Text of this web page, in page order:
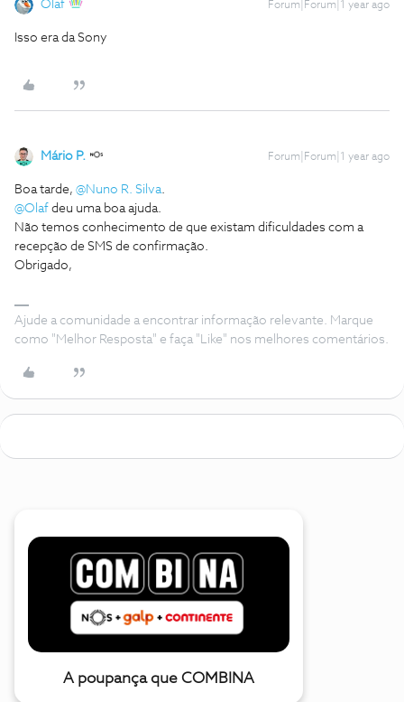
Olaf Forum|Forum|1 year ago
Isso era da Sony
Mário P. Forum|Forum|1 year ago
Boa tarde, ​ @Nuno R. Silva.
@Olaf deu uma boa ajuda.
Não temos conhecimento de que existam dificuldades com a
recepção de SMS de confirmação.
Obrigado,
Ajude a comunidade a encontrar informação relevante. Marque
como "Melhor Resposta" e faça "Like" nos melhores comentários.
A poupança que COMBINA